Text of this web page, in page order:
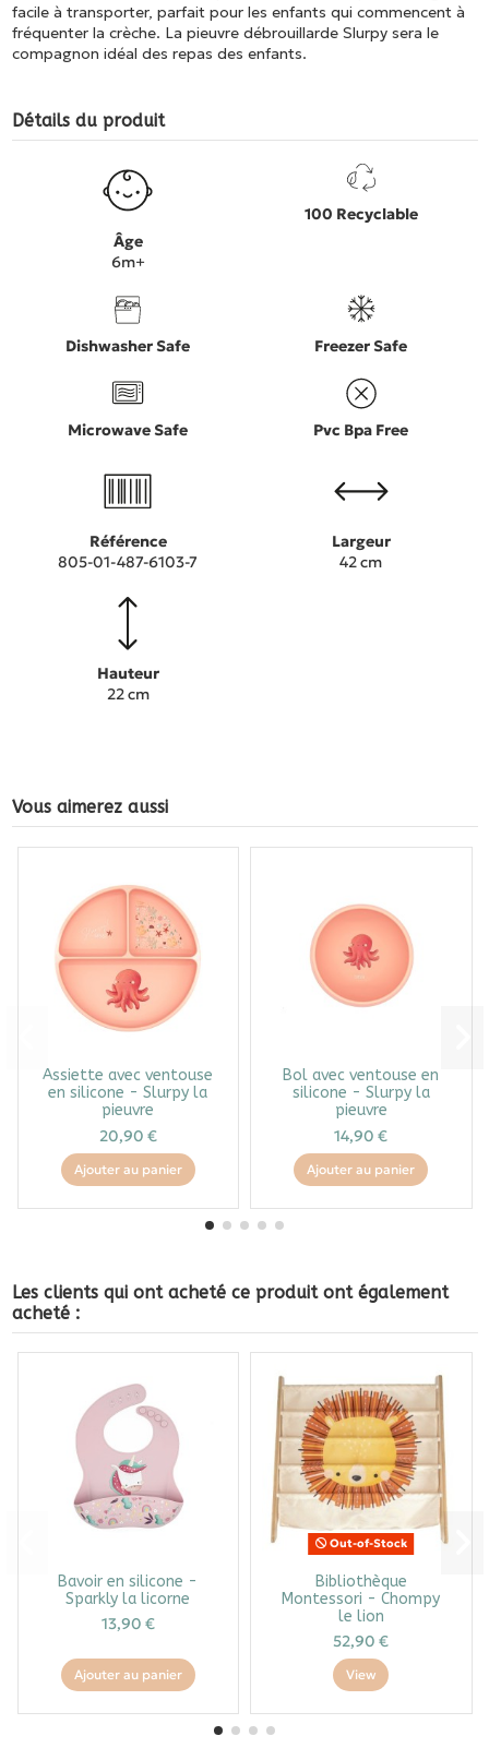
facile à transporter, parfait pour les enfants qui commencent à
fréquenter la crèche. La pieuvre débrouillarde Slurpy sera le
compagnon idéal des repas des enfants.
Détails du produit
Âge
6m+
100 Recyclable
Dishwasher Safe Freezer Safe
Microwave Safe Pvc Bpa Free
Référence
805-01-487-6103-7
Largeur
42 cm
Hauteur
22 cm
Vous aimerez aussi
Assiette avec ventouse
en silicone - Slurpy la
pieuvre
20,90 €
Ajouter au panier
Bol avec ventouse en
silicone - Slurpy la
pieuvre
14,90 €
Ajouter au panier
Les clients qui ont acheté ce produit ont également
acheté :
Bavoir en silicone -
Sparkly la licorne
13,90 €
Ajouter au panier
Out-of-Stock
Bibliothèque
Montessori - Chompy
le lion
52,90 €
View